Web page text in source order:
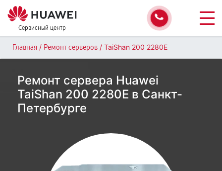
Сервисный центр
Главная / Ремонт серверов / TaiShan 200 2280E
Ремонт сервера Huawei
TaiShan 200 2280E в Санкт-
Петербурге